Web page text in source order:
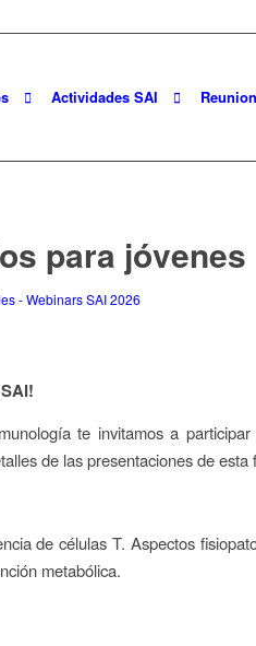
Actividades SAI
para jóvenes
- Webinars SAI 2026
te invitamos a
de las presentaciones de esta
de células T. Aspectos
metabólica.